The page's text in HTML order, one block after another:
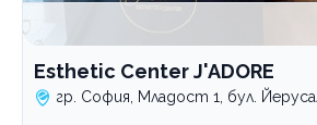
Esthetic Center J'ADORE
гр. София, Младост 1, бул.